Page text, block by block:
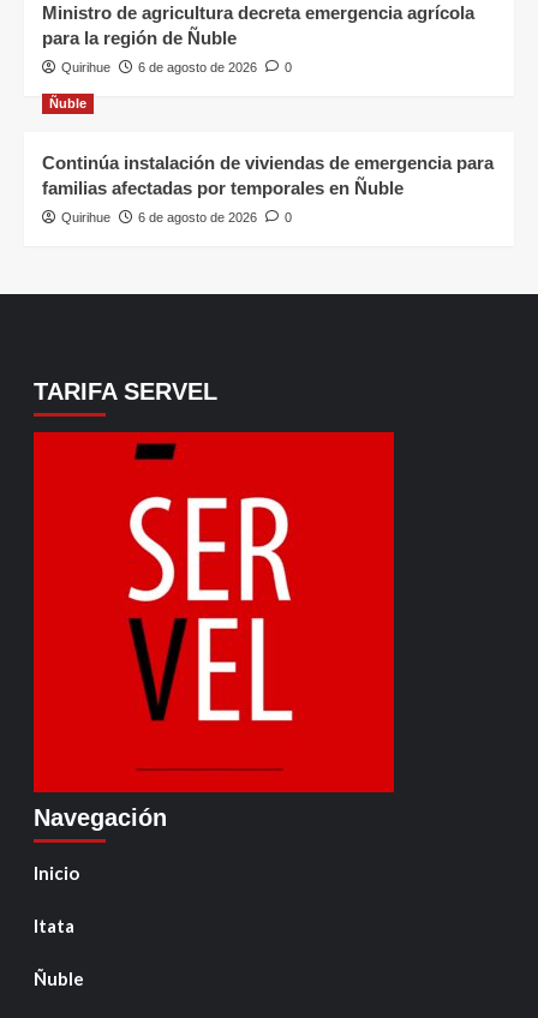
Ministro de agricultura decreta emergencia agrícola
para la región de Ñuble
Quirihue 6 de agosto de 2026 0
Ñuble
Continúa instalación de viviendas de emergencia para
familias afectadas por temporales en Ñuble
Quirihue 6 de agosto de 2026 0
TARIFA SERVEL
Navegación
Inicio
Itata
Ñuble